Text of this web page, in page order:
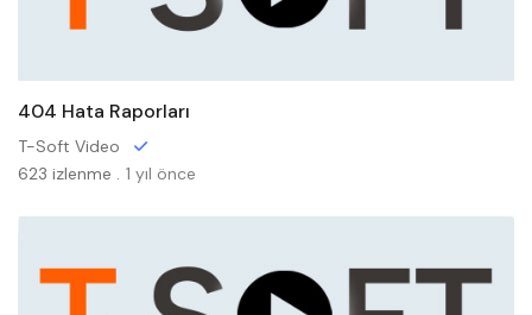
404 Hata Raporları
T-Soft Video
623 izlenme . 1 yıl önce